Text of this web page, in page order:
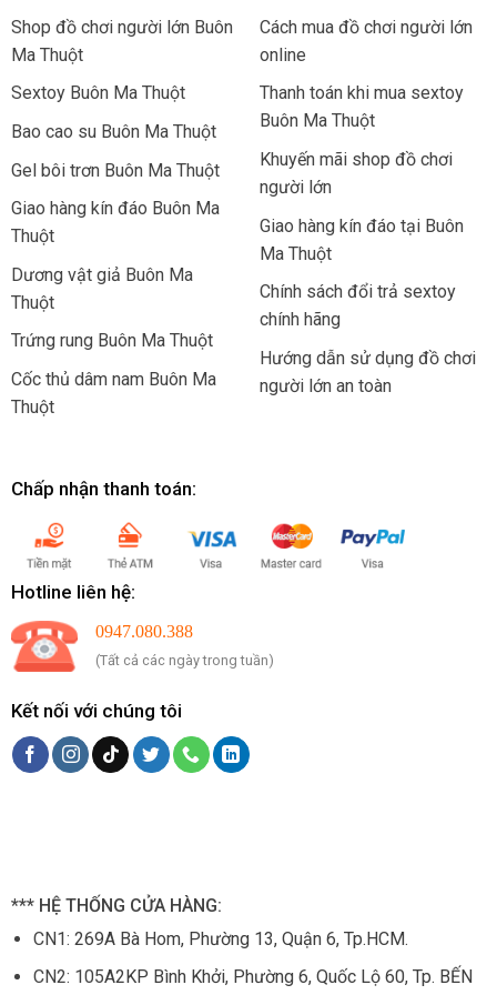
Shop đồ chơi người lớn Buôn
Ma Thuột
Sextoy Buôn Ma Thuột
Bao cao su Buôn Ma Thuột
Gel bôi trơn Buôn Ma Thuột
Giao hàng kín đáo Buôn Ma
Thuột
Dương vật giả Buôn Ma
Thuột
Trứng rung Buôn Ma Thuột
Cốc thủ dâm nam Buôn Ma
Thuột
Cách mua đồ chơi người lớn
online
Thanh toán khi mua sextoy
Buôn Ma Thuột
Khuyến mãi shop đồ chơi
người lớn
Giao hàng kín đáo tại Buôn
Ma Thuột
Chính sách đổi trả sextoy
chính hãng
Hướng dẫn sử dụng đồ chơi
người lớn an toàn
Chấp nhận thanh toán:
Hotline liên hệ:
0947.080.388
(Tất cả các ngày trong tuần)
Kết nối với chúng tôi
*** HỆ THỐNG CỬA HÀNG:
CN1:269A Bà Hom, Phường 13, Quận 6, Tp.HCM.
CN2: 105A2KP Bình Khởi, Phường 6, Quốc Lộ 60, Tp. BẾN